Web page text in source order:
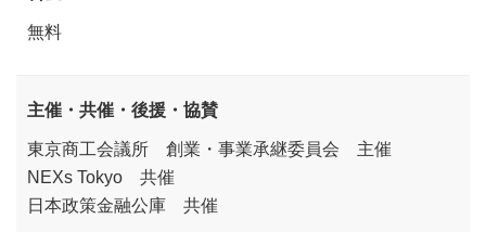
無料
主催・共催・後援・協賛
東京商工会議所 創業・事業承継委員会 主催
NEXs Tokyo 共催
日本政策金融公庫 共催